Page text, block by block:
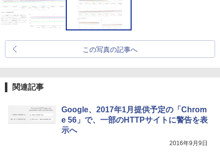
この写真の記事へ
関連記事
Google、2017年1月提供予定の「Chrom
e 56」で、一部のHTTPサイトに警告を表
示へ
2016年9月9日